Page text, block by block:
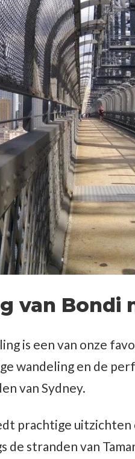
van Bondi
is een van onze
wandeling en de
van Sydney.
prachtige
de stranden van